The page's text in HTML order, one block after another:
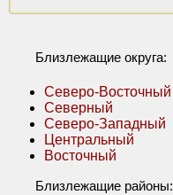
Близлежащие округа:
Северо-Восточный
Северный
Северо-Западный
Центральный
Восточный
Близлежащие районы: